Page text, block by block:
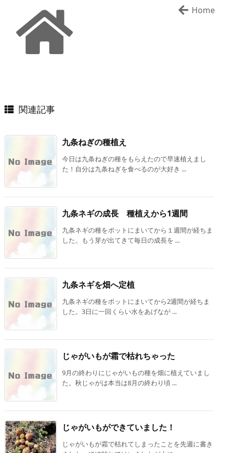
Home
関連記事
九条ねぎの種植え
今日は九条ねぎの種をもらえたので早速植えまし
た！自分は九条ねぎを食べるのが大好き ...
九条ネギの成長 種植えから1週間
九条ネギの種をポットにまいてから１週間が経ちま
した。もう芽が出てきて毎日の成長を ...
九条ネギを畑へ定植
九条ネギの種をポットにまいてから2週間が経ちま
した。3日に一回くらい水をあげなが ...
じゃがいもが霜で枯れちゃった
9月の終わりにじゃがいもの種を畑に植えていまし
た。秋じゃがは本当は8月の終わり頃 ...
じゃがいもができていました！
じゃがいもが霜で枯れてしまったことを先週に書き